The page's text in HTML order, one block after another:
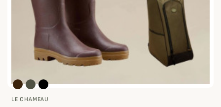
LE CHAMEAU